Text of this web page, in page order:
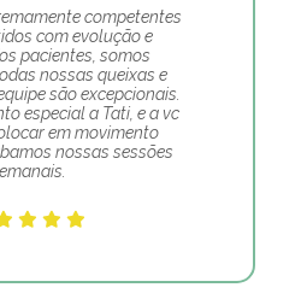
competentes
com evolução e
pacientes, somos
nossas queixas e
são excepcionais.
especial a Tati, e a vc
em movimento
nossas sessões